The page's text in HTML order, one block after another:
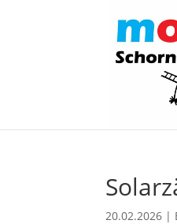
20.02.2026 |